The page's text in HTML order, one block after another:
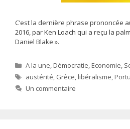
C’est la dernière phrase prononcée
2016, par Ken Loach qui a reçu la
Daniel Blake ».
Catégories
A la une,Démocratie,Economie,
Étiquettes
austérité, Grèce,libéralisme,
Un commentaire